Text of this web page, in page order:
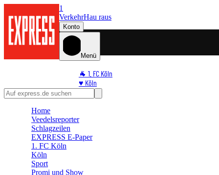
1
VerkehrHau raus
Konto
Menü
🐐 1. FC Köln
♥️ Köln
⭐ Promi
🛒 Shoppingwelt
Home
Veedelsreporter
Schlagzeilen
EXPRESS E-Paper
1. FC Köln
Köln
Sport
Promi und Show